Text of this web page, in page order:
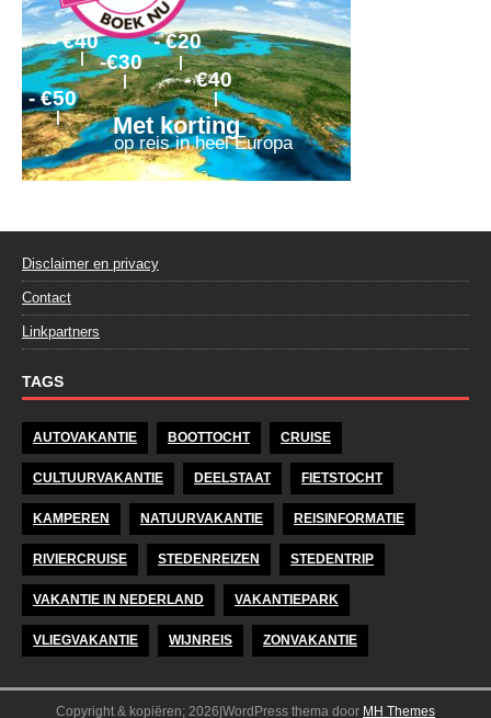
Disclaimer en privacy
Contact
Linkpartners
TAGS
AUTOVAKANTIE BOOTTOCHT CRUISE
CULTUURVAKANTIE DEELSTAAT FIETSTOCHT
KAMPEREN NATUURVAKANTIE REISINFORMATIE
RIVIERCRUISE STEDENREIZEN STEDENTRIP
VAKANTIE IN NEDERLAND VAKANTIEPARK
VLIEGVAKANTIE WIJNREIS ZONVAKANTIE
Copyright & kopiëren; 2026|WordPress thema door MH Themes